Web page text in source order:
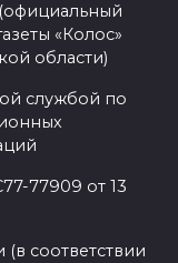
«Колос»
области)
службой по
77909 от 13
соответствии